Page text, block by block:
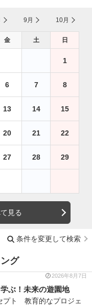
9月 10月
金 土 日
1
6 7 8
13 14 15
20 21 22
27 28 29
見る
条件を変更して検索
グ
2026年8月7日
ぶ！未来の遊園地
プト 教育的なプロジェ